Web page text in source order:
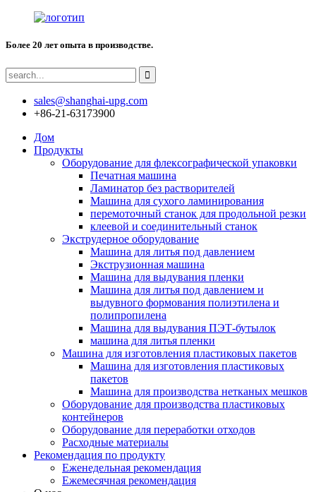
Более 20 лет опыта в производстве.
sales@shanghai-upg.com
+86-21-63173900
Дом
Продукты
Оборудование для флексографической упаковки
Печатная машина
Ламинатор без растворителей
Машина для сухого ламинирования
перемоточный станок для продольной резки
клеевой и соединительный станок
Экструдерное оборудование
Машина для литья под давлением
Экструзионная машина
Машина для выдувания пленки
Машина для литья под давлением и
выдувного формования полиэтилена и
полипропилена
Машина для выдувания ПЭТ-бутылок
машина для литья пленки
Машина для изготовления пластиковых пакетов
Машина для изготовления пластиковых
пакетов
Машина для производства нетканых мешков
Оборудование для производства пластиковых
контейнеров
Оборудование для переработки отходов
Расходные материалы
Рекомендация по продукту
Еженедельная рекомендация
Ежемесячная рекомендация